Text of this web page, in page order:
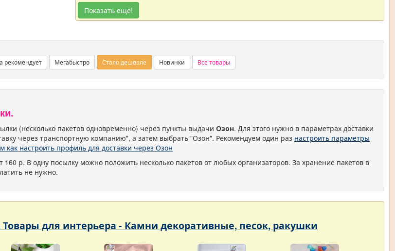
Показать ещё!
рекомендует Мегабыстро Стало дешевле Новинки Все товары
(несколько пакетов одновременно) через пункты выдачи Озон. Для этого нужно в параметрах доставки
через транспортную компанию", а затем выбрать "Озон". Рекомендуем один раз настроить параметры
как настроить профиль для доставки через Озон
160 р. В одну посылку можно положить несколько пакетов от любых организаторов. За хранение пакетов в
не нужно.
Товары для интерьера - Камни декоративные, песок, ракушки